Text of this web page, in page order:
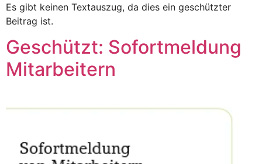
Es gibt keinen Textauszug, da dies ein geschützter
Beitrag ist.
Geschützt: Sofortmeldung
Mitarbeitern